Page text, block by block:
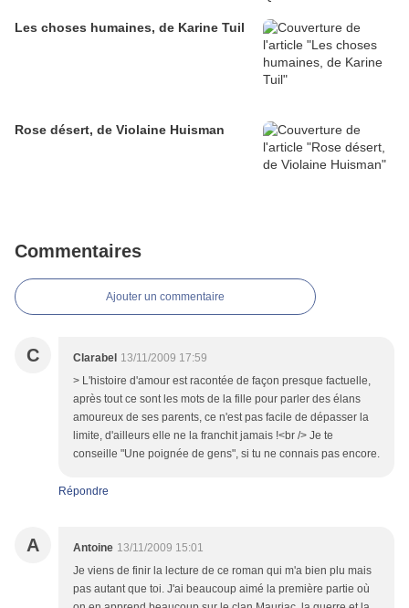
Les choses humaines, de Karine Tuil
Rose désert, de Violaine Huisman
Commentaires
Ajouter un commentaire
C Clarabel 13/11/2009 17:59
> L'histoire d'amour est racontée de façon presque factuelle,
après tout ce sont les mots de la fille pour parler des élans
amoureux de ses parents, ce n'est pas facile de dépasser la
limite, d'ailleurs elle ne la franchit jamais !<br /> Je te
conseille "Une poignée de gens", si tu ne connais pas encore.
Répondre
A Antoine 13/11/2009 15:01
Je viens de finir la lecture de ce roman qui m'a bien plu mais
pas autant que toi. J'ai beaucoup aimé la première partie où